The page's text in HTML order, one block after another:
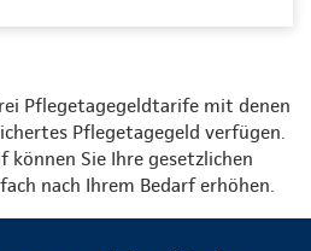
Pflegetagegeldtarife mit denen
Pflegetagegeld verfügen.
Sie Ihre gesetzlichen
nach Ihrem Bedarf erhöhen.